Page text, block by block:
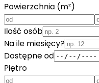
Powierzchnia (m²)
Ilość osób
Na ile miesięcy?
Dostępne od
Piętro